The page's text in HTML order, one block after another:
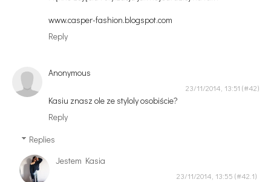
www.casper-fashion.blogspot.com
Reply
Anonymous
23/11/2014, 13:51
Kasiu znasz ole ze styloly osobiście?
Reply
Replies
Jestem Kasia
23/11/2014, 13:55